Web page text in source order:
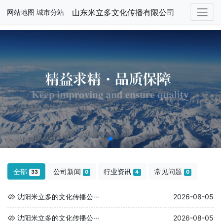
网站地图 城市分站 山东米立多文化传播有限公司
全部 33 公司新闻 0 行业资讯 4 常见问题 0
沈阳米立多的文化传播公··· 2026-08-05
沈阳米立多的文化传播公··· 2026-08-05